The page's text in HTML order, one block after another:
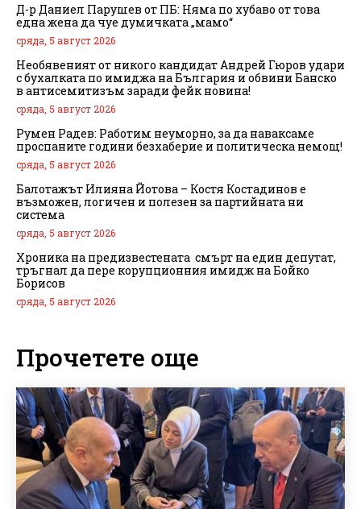
Д-р Даниел Парушев от ПБ: Няма по хубаво от това
една жена да чуе думичката „мамо“
сряда, 5 август 2026
Необявеният от никого кандидат Андрей Гюров удари
с бухалката по имиджа на България и обвини Банско
в антисемитизъм заради фейк новина!
сряда, 5 август 2026
Румен Радев: Работим неуморно, за да наваксаме
проспаните години безхаберие и политическа немощ!
сряда, 5 август 2026
Балотажът Илияна Йотова – Костя Костадинов е
възможен, логичен и полезен за партийната ни
система
сряда, 5 август 2026
Хроника на предизвестената смърт на един депутат,
тръгнал да пере корупционния имидж на Бойко
Борисов
сряда, 5 август 2026
Прочетете още